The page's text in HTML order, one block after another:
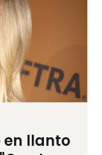
en llanto